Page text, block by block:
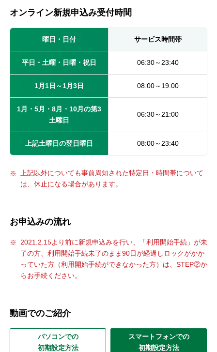
オンライン新規申込み受付時間
曜日・日付 サービス時間帯
平日・土曜・日曜・祝日 06:30～23:40
1月1日～1月3日 08:00～19:00
1月・5月・8月・10月の第3
土曜日
06:30～21:00
上記土曜日の翌日曜日 08:00～23:40
上記以外についても事前周知された特定日・時間帯について
は、休止になる場合があります。
お申込みの流れ
2021.2.15より前に新規申込みを行い、「利用開始手続」が未
了の方、利用開始手続未了のまま90日が経過しロックがかか
っていた方（利用開始手続ができなかった方）は、STEP②か
らお手続ください。
動画でのご紹介
パソコンでの
初期設定方法
スマートフォンでの
初期設定方法